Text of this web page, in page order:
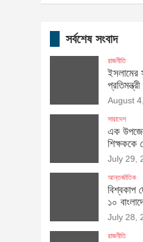
সর্বশেষ সংবাদ
রাজনীতি
ইসলামের
August
সারাদেশ
এক
July 29,
আন্তর্জাতিক
বিশ্বকাপ
১০
July 28,
রাজনীতি